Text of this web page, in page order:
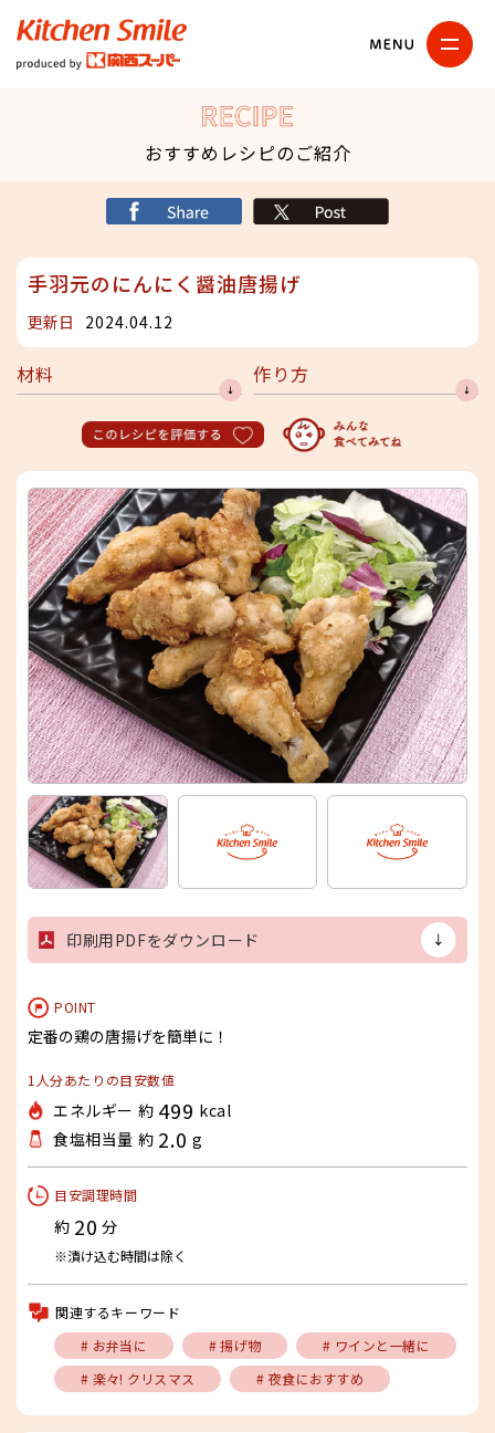
キッチンスマイル
おすすめレシピのご紹介
手羽元のにんにく醤油唐揚げ
更新日 2024.04.12
材料 作り方
印刷用PDFをダウンロード
POINT
定番の鶏の唐揚げを簡単に！
1人分あたりの目安数値
エネルギー 約 499 kcal
食塩相当量 約 2.0 g
目安調理時間
約 20 分
※漬け込む時間は除く
関連するキーワード
# お弁当に
# 揚げ物
# ワインと一緒に
# 楽々! クリスマス
# 夜食におすすめ